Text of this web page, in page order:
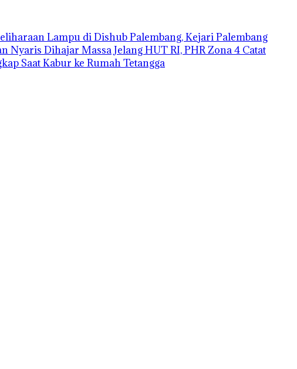
Lampu di Dishub Palembang, Kejari Palembang
Nyaris Dihajar MassaJelang HUT RI, PHR Zona 4 Catat
Saat Kabur ke Rumah Tetangga